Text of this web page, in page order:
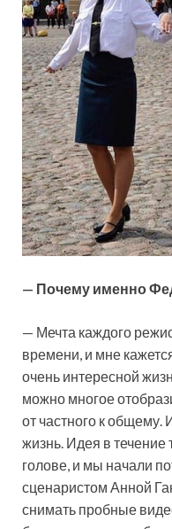
— Почему именно
— Мечта каждого
времени, и мне
очень интересной
можно многое
от частного к общему.
жизнь. Идея в течение
голове, и мы начали
сценаристом Анной
снимать пробные